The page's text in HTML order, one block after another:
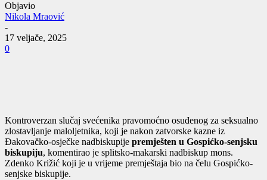
Objavio
Nikola Mraović
-
17 veljače, 2025
0
Kontroverzan slučaj svećenika pravomoćno osuđenog za seksualno
zlostavljanje maloljetnika, koji je nakon zatvorske kazne iz
Đakovačko-osječke nadbiskupije premješten u Gospićko-senjsku
biskupiju, komentirao je splitsko-makarski nadbiskup mons.
Zdenko Križić koji je u vrijeme premještaja bio na čelu Gospićko-
senjske biskupije.